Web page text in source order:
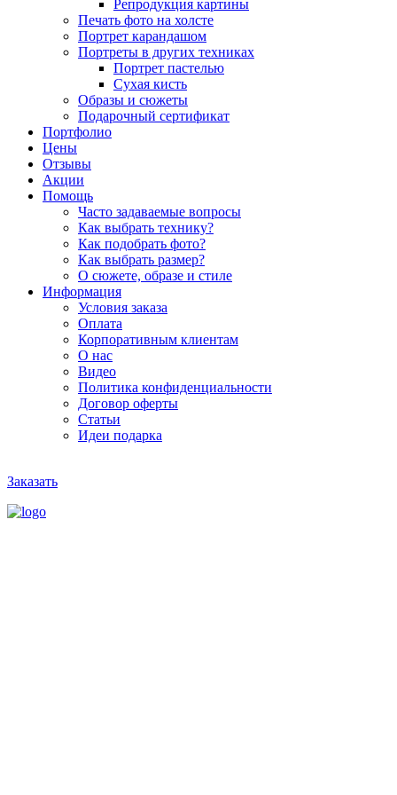
Репродукция картины
Печать фото на холсте
Портрет карандашом
Портреты в других техниках
Портрет пастелью
Сухая кисть
Образы и сюжеты
Подарочный сертификат
Портфолио
Цены
Отзывы
Акции
Помощь
Часто задаваемые вопросы
Как выбрать технику?
Как подобрать фото?
Как выбрать размер?
О сюжете, образе и стиле
Информация
Условия заказа
Оплата
Корпоративным клиентам
О нас
Видео
Политика конфиденциальности
Договор оферты
Статьи
Идеи подарка
Заказать